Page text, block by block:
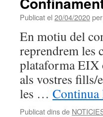
Publicat el 20/04/2020per
En motiu del
reprendrem les
plataforma EIX
als vostres fills/
les …
Publicat dins de